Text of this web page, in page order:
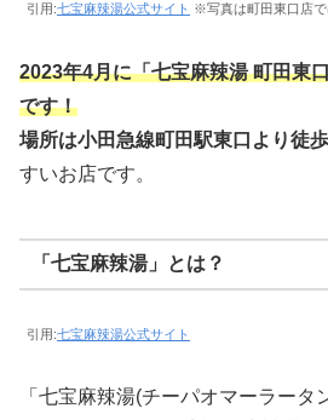
引用:七宝麻辣湯公式サイト ※写真は町田東口店で
2023年4月に「七宝麻辣湯 町田東
です！
場所は小田急線町田駅東口より徒
すいお店です。
「七宝麻辣湯」とは？
引用:七宝麻辣湯公式サイト
「七宝麻辣湯(チーパオマーラータ